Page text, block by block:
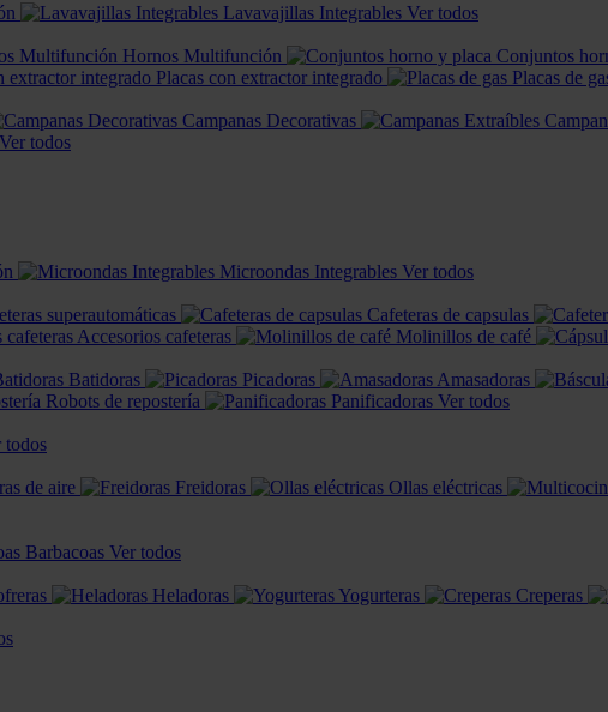
Lavavajillas Integrables Ver todos
Hornos Multifunción Conjuntos
Placas con extractor integrado Placas de
Campanas Decorativas
Ver todos
Microondas Integrables Ver todos
superautomáticas Cafeteras de capsulas
Accesorios cafeteras Molinillos de café
Batidoras Picadoras Amasadoras
Robots de repostería Panificadoras Ver todos
todos
de aire Freidoras Ollas eléctricas
Barbacoas Ver todos
Heladoras Yogurteras Creperas